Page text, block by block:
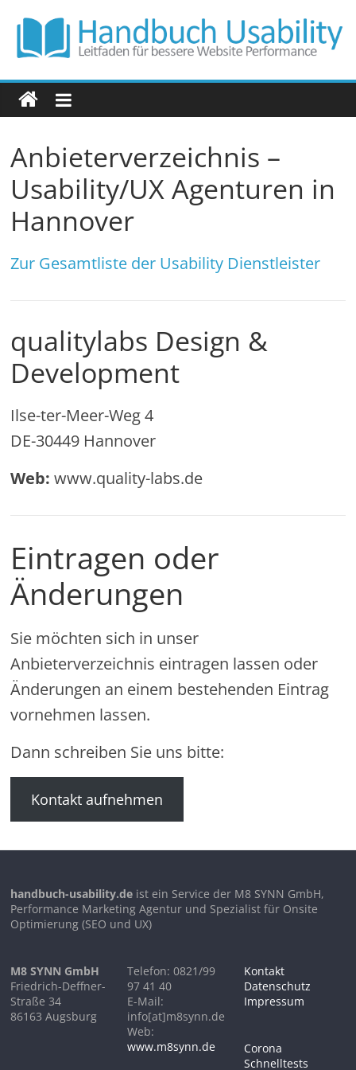
Inhalt
springen
Handbuch
Usability
Leitfaden
für
bessere
Website
Performance
Anbieterverzeichnis –
Usability/UX Agenturen in
Hannover
Zur Gesamtliste der Usability Dienstleister
qualitylabs Design &
Development
Ilse-ter-Meer-Weg 4
DE-30449 Hannover
Web: www.quality-labs.de
Eintragen oder
Änderungen
Sie möchten sich in unser
Anbieterverzeichnis eintragen lassen oder
Änderungen an einem bestehenden Eintrag
vornehmen lassen.
Dann schreiben Sie uns bitte:
Kontakt aufnehmen
handbuch-usability.de ist ein Service der M8 SYNN GmbH,
Performance Marketing Agentur und Spezialist für Onsite
Optimierung (SEO und UX)
M8 SYNN GmbH
Friedrich-Deffner-
Straße 34
86163 Augsburg
Telefon: 0821/99
97 41 40
E-Mail:
info[at]m8synn.de
Web:
www.m8synn.de
Kontakt
Datenschutz
Impressum
Corona
Schnelltests